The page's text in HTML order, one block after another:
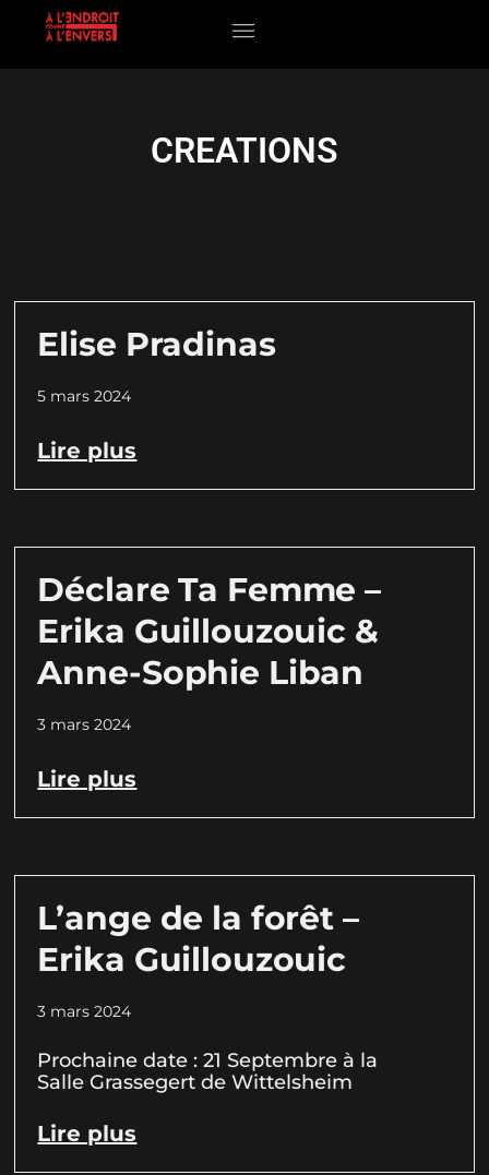
CREATIONS
Elise Pradinas
5 mars 2024
Lire plus
Déclare Ta Femme –
Erika Guillouzouic &
Anne-Sophie Liban
3 mars 2024
Lire plus
L’ange de la forêt –
Erika Guillouzouic
3 mars 2024
Prochaine date : 21 Septembre à la
Salle Grassegert de Wittelsheim
Lire plus